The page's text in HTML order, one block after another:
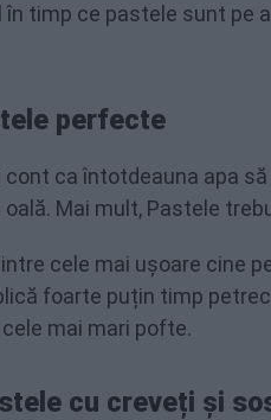
timp ce pastele sunt pe
perfecte
cont ca întotdeauna apa
Mai mult, Pastele
cele mai ușoare cine
foarte puțin timp
mai mari pofte.
cu creveți și